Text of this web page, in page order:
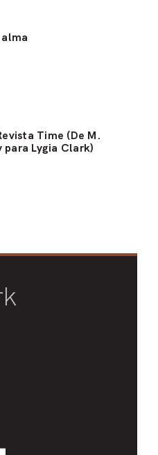
Time (De M.
para Lygia Clark)